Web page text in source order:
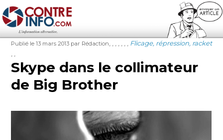
Contre-Info
Publié
Publié le 13 mars 2013 Auteur
par Rédaction Catégories
Flicage, répression, racket
Étiquettes
Skype dans le collimateur
de Big Brother